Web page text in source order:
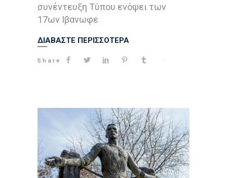
συνέντευξη Τύπου ενόψει των
17ων Ιβανωφε
ΔΙΑΒΑΣΤΕ ΠΕΡΙΣΣΟΤΕΡΑ
Share